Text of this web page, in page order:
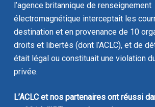
l’agence britannique de renseignement
électromagnétique interceptait les
destination et en provenance de 10
droits et libertés (dont l’ACLC), et de
était légal ou constituait une violation
privée.
L’ACLC et nos partenaires ont réussi